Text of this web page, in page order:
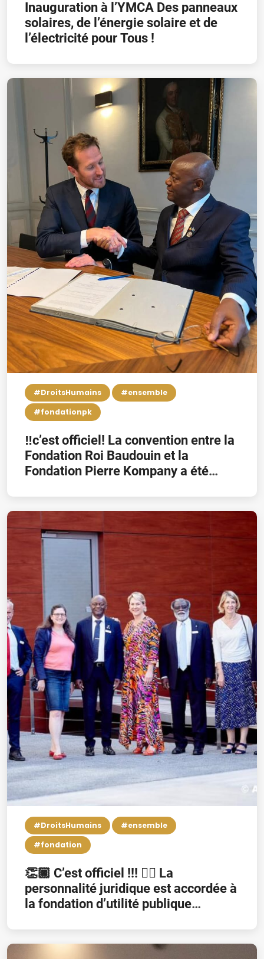
Inauguration à l’YMCA Des panneaux
solaires, de l’énergie solaire et de
l’électricité pour Tous !
#DroitsHumains
#ensemble
#fondationpk
‼️c’est officiel! La convention entre la
Fondation Roi Baudouin et la
Fondation Pierre Kompany a été
#DroitsHumains
#ensemble
#fondation
👏🏿 C’est officiel !!! 👉🏿 La
personnalité juridique est accordée à
la fondation d’utilité publique
Het is officieel !!